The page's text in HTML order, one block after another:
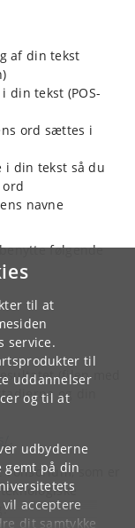
til at
service.
til
uddannelser
og til at
udbyderne
gemt på din
acceptere
dit samtykke
af din tekst
din tekst (POS-
ord sættes i
i din tekst så du
navne
følgende
(filen med
og din
som er